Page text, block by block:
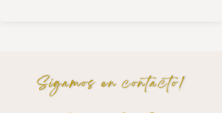
Sigamos en contacto!